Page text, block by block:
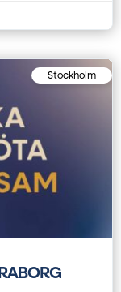
Stockholm